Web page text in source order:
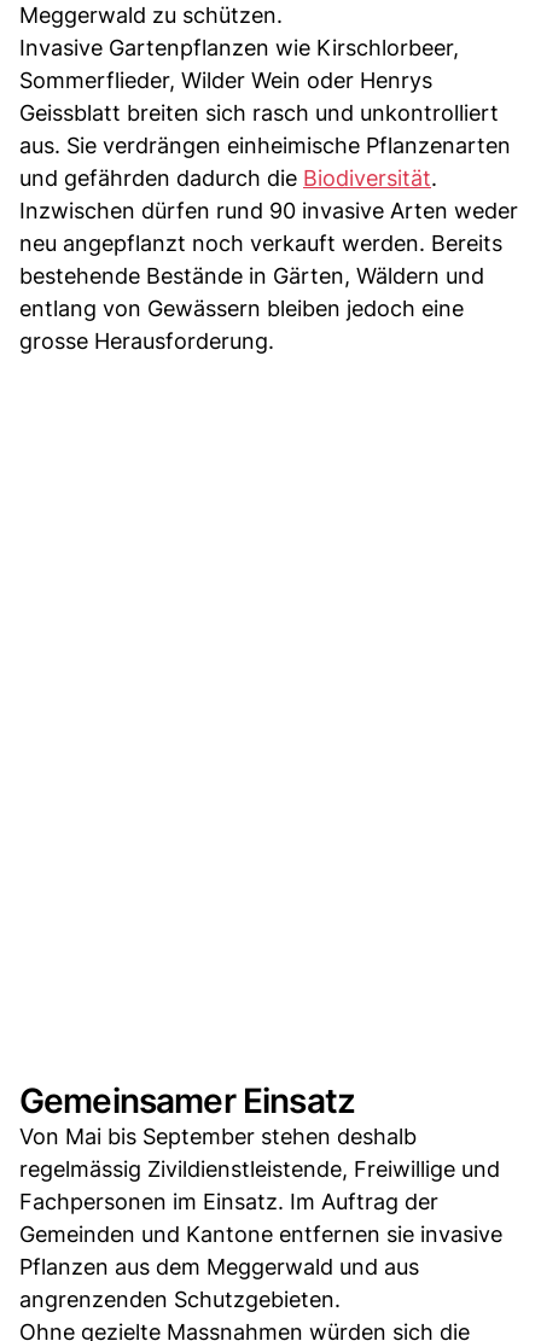
Meggerwald zu schützen.
Invasive Gartenpflanzen wie Kirschlorbeer,
Sommerflieder, Wilder Wein oder Henrys
Geissblatt breiten sich rasch und unkontrolliert
aus. Sie verdrängen einheimische Pflanzenarten
und gefährden dadurch die Biodiversität.
Inzwischen dürfen rund 90 invasive Arten weder
neu angepflanzt noch verkauft werden. Bereits
bestehende Bestände in Gärten, Wäldern und
entlang von Gewässern bleiben jedoch eine
grosse Herausforderung.
Gemeinsamer Einsatz
Von Mai bis September stehen deshalb
regelmässig Zivildienstleistende, Freiwillige und
Fachpersonen im Einsatz. Im Auftrag der
Gemeinden und Kantone entfernen sie invasive
Pflanzen aus dem Meggerwald und aus
angrenzenden Schutzgebieten.
Ohne gezielte Massnahmen würden sich die